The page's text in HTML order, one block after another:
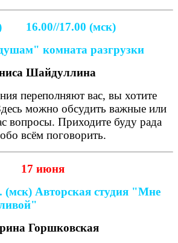
16.00//17.00 (мск)
комната разгрузки
Шайдуллина
переполняют вас, вы хотите
можно обсудить важные или
вопросы. Приходите буду рада
всём поговорить.
17 июня
(мск) Авторская студия "Мне
Горшковская